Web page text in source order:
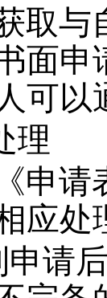
取与
面
可
理
申请
应处
申请